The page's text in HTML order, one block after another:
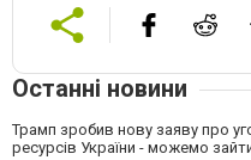
Останні новини
Трамп зробив нову заяву про
ресурсів України - можемо